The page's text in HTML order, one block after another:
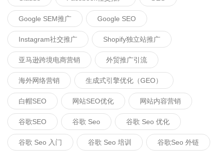
Google SEM推广 Google SEO
Instagram社交推广 Shopify独立站推广
亚马逊跨境电商营销 外贸推广引流
海外网络营销 生成式引擎优化（GEO）
白帽SEO 网站SEO优化 网站内容营销
谷歌SEO 谷歌 Seo 谷歌 Seo 优化
谷歌 Seo 入门 谷歌 Seo 培训 谷歌seo 外链